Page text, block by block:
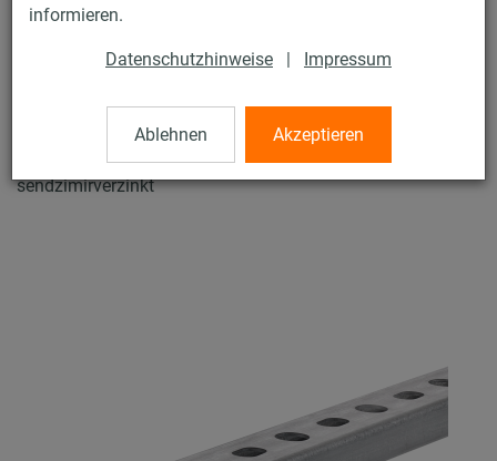
informieren.
Datenschutzhinweise | Impressum
Ablehnen Akzeptieren
MPR-Systemschienen
MPR-Systemschiene 41/21/2,0, Länge: 3.040 mm,
sendzimirverzinkt